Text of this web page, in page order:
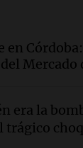
La
los
interina de
en
Mercado
era la
trágico